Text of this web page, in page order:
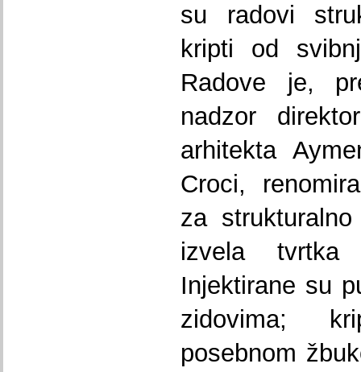
su radovi
kripti od
Radove je,
nadzor
arhitekta
Croci,
za
izvela
Injektirane su
zidovima;
posebnom